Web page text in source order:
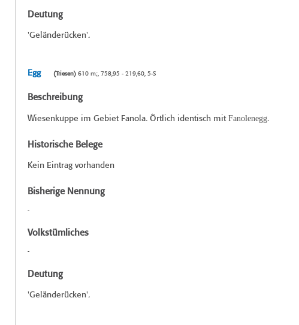
Deutung
'Geländerücken'.
Egg (Triesen)610 m;, 758,95 - 219,60, 5-S
Beschreibung
Wiesenkuppe im Gebiet Fanola. Örtlich identisch mit Fanolenegg.
Historische Belege
Kein Eintrag vorhanden
Bisherige Nennung
-
Volkstümliches
-
Deutung
'Geländerücken'.